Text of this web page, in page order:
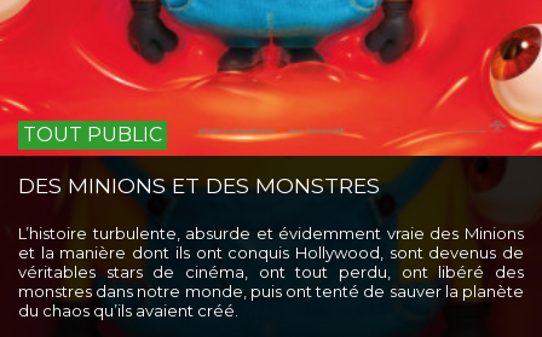
TOUT PUBLIC
DES MINIONS ET DES MONSTRES
L’histoire turbulente, absurde et évidemment vraie des Minions
et la manière dont ils ont conquis Hollywood, sont devenus de
véritables stars de cinéma, ont tout perdu, ont libéré des
monstres dans notre monde, puis ont tenté de sauver la planète
du chaos qu’ils avaient créé.